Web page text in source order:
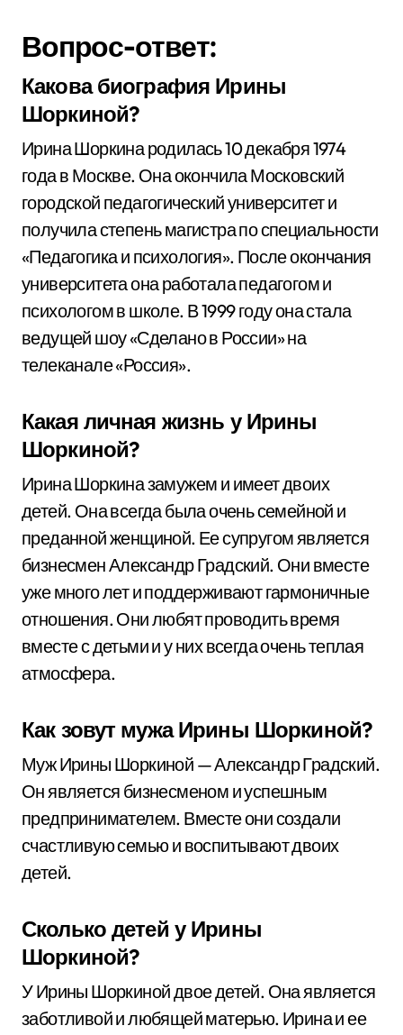
Вопрос-ответ:
Какова биография Ирины
Шоркиной?
Ирина Шоркина родилась 10 декабря 1974
года в Москве. Она окончила Московский
городской педагогический университет и
получила степень магистра по специальности
«Педагогика и психология». После окончания
университета она работала педагогом и
психологом в школе. В 1999 году она стала
ведущей шоу «Сделано в России» на
телеканале «Россия».
Какая личная жизнь у Ирины
Шоркиной?
Ирина Шоркина замужем и имеет двоих
детей. Она всегда была очень семейной и
преданной женщиной. Ее супругом является
бизнесмен Александр Градский. Они вместе
уже много лет и поддерживают гармоничные
отношения. Они любят проводить время
вместе с детьми и у них всегда очень теплая
атмосфера.
Как зовут мужа Ирины Шоркиной?
Муж Ирины Шоркиной — Александр Градский.
Он является бизнесменом и успешным
предпринимателем. Вместе они создали
счастливую семью и воспитывают двоих
детей.
Сколько детей у Ирины
Шоркиной?
У Ирины Шоркиной двое детей. Она является
заботливой и любящей матерью. Ирина и ее